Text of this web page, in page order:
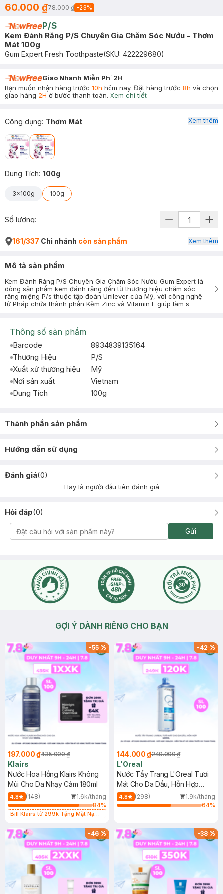
60.000 ₫78.000 ₫ -23%
P/S
Kem Đánh Răng P/S Chuyên Gia Chăm Sóc Nướu - Thơm
Mát 100g
Gum Expert Fresh Toothpaste(SKU: 422229680)
Giao Nhanh Miễn Phí 2H
Bạn muốn nhận hàng trước 10h hôm nay. Đặt hàng trước 8h và chọn
giao hàng 2H ở bước thanh toán. Xem chi tiết
Công dụng: Thơm Mát
Dung Tích: 100g
3x100g 100g
Xem thêm
Số lượng:
161/337 Chi nhánh còn sản phẩm Xem thêm
Mô tả sản phẩm
Kem Đánh Răng P/S Chuyên Gia Chăm Sóc Nướu Gum Expert là
dòng sản phẩm kem đánh răng đến từ thương hiệu chăm sóc
răng miệng P/s thuộc tập đoàn Unilever của Mỹ, với công nghệ
từ Pháp chứa thành phần Kẽm Zinc và Vitamin E giúp làm s
Thông số sản phẩm
Barcode
8934839135164
Thương Hiệu
P/S
Xuất xứ thương hiệu
Mỹ
Nơi sản xuất
Vietnam
Dung Tích
100g
Thành phần sản phẩm
Hướng dẫn sử dụng
Đánh giá(0)
Hãy là người đầu tiên đánh giá
Hỏi đáp(0)
Gửi
GỢI Ý DÀNH RIÊNG CHO BẠN
-55%
197.000 ₫435.000 ₫
Klairs
Nước Hoa Hồng Klairs Không
Mùi Cho Da Nhạy Cảm 180ml
4.8 (148)
1.6k/tháng
84%
Bill Klairs từ 299k Tặng Mặt Nạ
25ml (SL Có Hạn)
-42%
144.000 ₫249.000 ₫
L'Oreal
Nước Tẩy Trang L'Oreal Tươi
Mát Cho Da Dầu, Hỗn Hợp
400ml
4.8 (298)
1.9k/tháng
64%
-46% -38%